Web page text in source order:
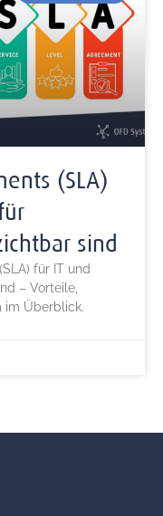
(SLA)
sind
für IT und
– Vorteile,
im Überblick.